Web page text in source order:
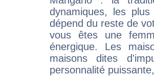
dynamiques, les
dépend du reste de
vous êtes une
énergique. Les
maisons dites
personnalité